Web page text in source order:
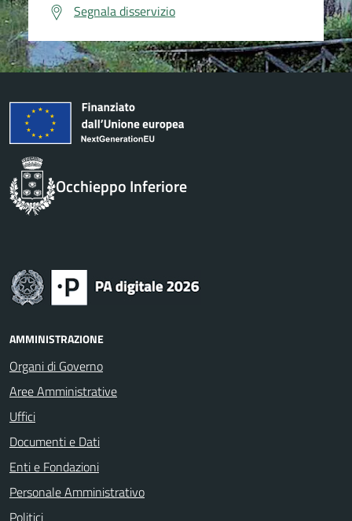
Segnala disservizio
Occhieppo Inferiore
AMMINISTRAZIONE
Organi di Governo
Aree Amministrative
Uffici
Documenti e Dati
Enti e Fondazioni
Personale Amministrativo
Politici